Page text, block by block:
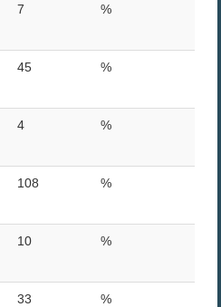
7 %
45 %
4 %
108 %
10 %
33 %